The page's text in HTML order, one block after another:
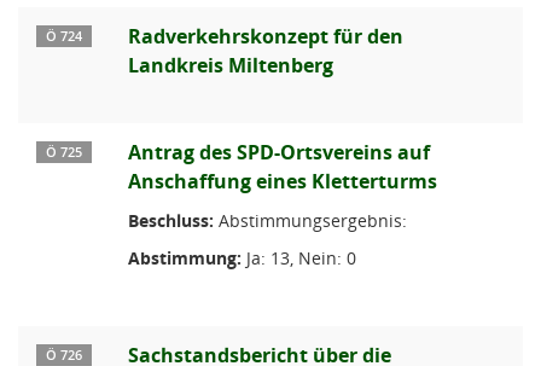
Ö 724
Radverkehrskonzept für den
Landkreis Miltenberg
Ö 725
Antrag des SPD-Ortsvereins auf
Anschaffung eines Kletterturms
Beschluss: Abstimmungsergebnis:
Abstimmung: Ja: 13, Nein: 0
Ö 726
Sachstandsbericht über die